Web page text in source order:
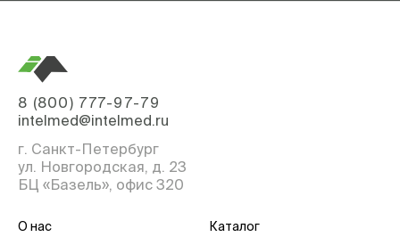
8 (800) 777-97-79
intelmed@intelmed.ru
г. Санкт-Петербург
ул. Новгородская, д. 23
БЦ «Базель», офис 320
О нас
Каталог